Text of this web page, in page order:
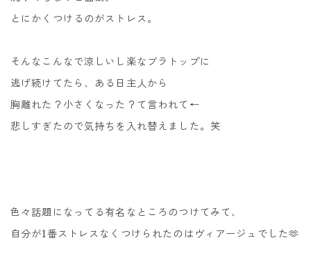
とにかくつけるのがストレス。
そんなこんなで涼しいし楽なブラトップに
逃げ続けてたら、ある日主人から
胸離れた？小さくなった？て言われて←
悲しすぎたので気持ちを入れ替えました。笑
色々話題になってる有名なところのつけてみて、
自分が1番ストレスなくつけられたのはヴィアージュでした🫶